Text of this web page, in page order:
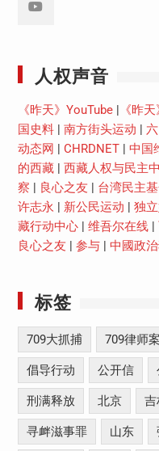
人权声音
《昨天》YouTube| 《昨
国史料| 南方街头运动 |
动态网 | CHRDNET| 中国
的西藏| 西藏人权与民主
察 | 良心之友 | 台湾民主
许志永 | 新公民运动 | 独
藏行动中心| 维吾尔在线|
良心之友 | 参与| 中國政
标签
709大抓捕 709律师案
倡导行动 公开信
刑满释放 北京 吉
寻衅滋事罪 山东